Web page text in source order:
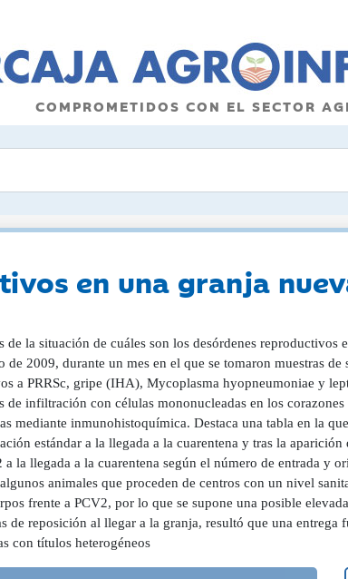
COMPROMETIDOS CON EL SECTOR
en una granja
de la situación de cuáles son los desórdenes reproductivos
de 2009, durante un mes en el que se tomaron muestras
a PRRSc, gripe (IHA), Mycoplasma hyopneumoniae y
de infiltración con células mononucleadas en los
mediante inmunohistoquímica. Destaca una tabla en la
estándar a la llegada a la cuarentena y tras la
a la llegada a la cuarentena según el número de entrada y
animales que proceden de centros con un nivel
frente a PCV2, por lo que se supone una posible
de reposición al llegar a la granja, resultó que una
con títulos heterogéneos